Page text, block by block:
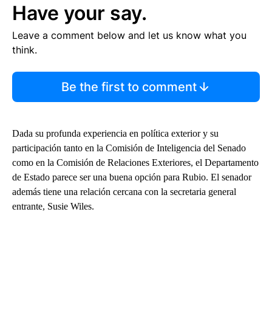
Have your say.
Leave a comment below and let us know what you
think.
Be the first to comment
Dada su profunda experiencia en política exterior y su
participación tanto en la Comisión de Inteligencia del Senado
como en la Comisión de Relaciones Exteriores, el Departamento
de Estado parece ser una buena opción para Rubio. El senador
además tiene una relación cercana con la secretaria general
entrante, Susie Wiles.